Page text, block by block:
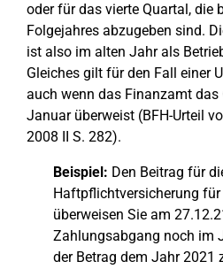
oder für das vierte Quartal, die
Folgejahres abzugeben sind.
ist also im alten Jahr als
Gleiches gilt für den Fall einer
auch wenn das Finanzamt das
Januar überweist (BFH-Urteil
2008 II S. 282).
Beispiel: Den Beitrag für
Haftpflichtversicherung
überweisen Sie am
Zahlungsabgang noch im
der Betrag dem Jahr 2021